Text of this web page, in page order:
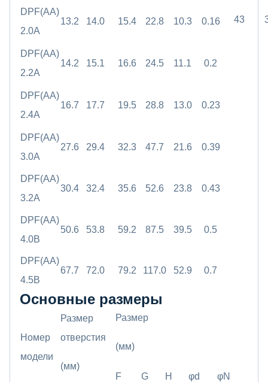
43
DPF(AA)
2.0A
13.2 14.0 15.4 22.8 10.3 0.16
DPF(AA)
2.2A
14.2 15.1 16.6 24.5 11.1 0.2
DPF(AA)
2.4A
16.7 17.7 19.5 28.8 13.0 0.23
DPF(AA)
3.0A
27.6 29.4 32.3 47.7 21.6 0.39
DPF(AA)
3.2A
30.4 32.4 35.6 52.6 23.8 0.43
DPF(AA)
4.0B
50.6 53.8 59.2 87.5 39.5 0.5
DPF(AA)
4.5B
67.7 72.0 79.2 117.0 52.9 0.7
Основные размеры
Номер
модели
Размер
отверстия
(мм)
Размер
(мм)
F G H φd
φN